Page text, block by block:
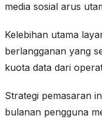
media sosial arus
Kelebihan utama
berlangganan yang
kuota data dari
Strategi pemasaran
bulanan pengguna